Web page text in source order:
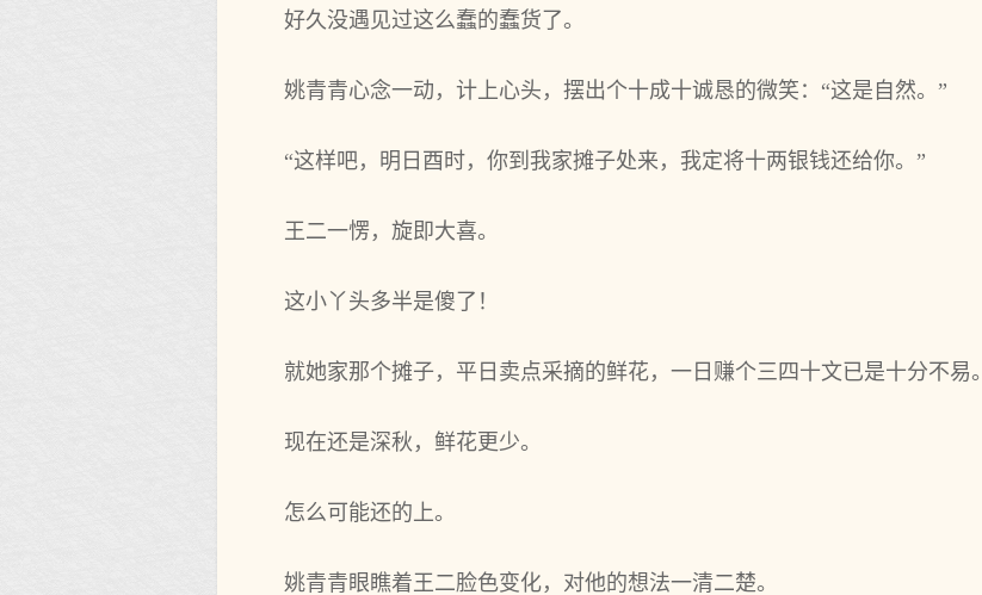
好久没遇见过这么蠢的蠢货了。
姚青青心念一动，计上心头，摆出个十成十诚恳的微笑：“这是自然。”
“这样吧，明日酉时，你到我家摊子处来，我定将十两银钱还给你。”
王二一愣，旋即大喜。
这小丫头多半是傻了！
就她家那个摊子，平日卖点采摘的鲜花，一日赚个三四十文已是十分不易。
现在还是深秋，鲜花更少。
怎么可能还的上。
姚青青眼瞧着王二脸色变化，对他的想法一清二楚。